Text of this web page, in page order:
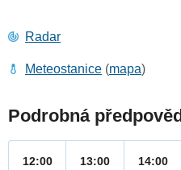
Radar
Meteostanice (mapa)
Podrobná
12:00 13:00 14:00